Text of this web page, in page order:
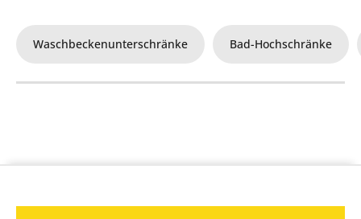
Waschbeckenunterschränke Bad-Hochschränke